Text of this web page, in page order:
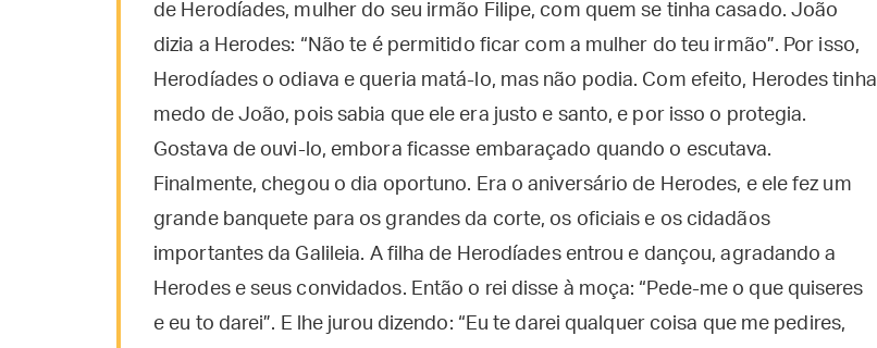
de Herodíades, mulher do seu irmão Filipe, com quem se tinha casado. João
dizia a Herodes: “Não te é permitido ficar com a mulher do teu irmão”. Por isso,
Herodíades o odiava e queria matá-lo, mas não podia. Com efeito, Herodes tinha
medo de João, pois sabia que ele era justo e santo, e por isso o protegia.
Gostava de ouvi-lo, embora ficasse embaraçado quando o escutava.
Finalmente, chegou o dia oportuno. Era o aniversário de Herodes, e ele fez um
grande banquete para os grandes da corte, os oficiais e os cidadãos
importantes da Galileia. A filha de Herodíades entrou e dançou, agradando a
Herodes e seus convidados. Então o rei disse à moça: “Pede-me o que quiseres
e eu to darei”. E lhe jurou dizendo: “Eu te darei qualquer coisa que me pedires,